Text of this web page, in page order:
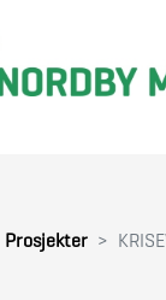
Prosjekter